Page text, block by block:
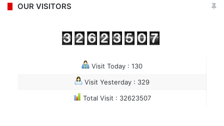
OUR VISITORS
Visit Today : 130
Visit Yesterday : 329
Total Visit : 32623507